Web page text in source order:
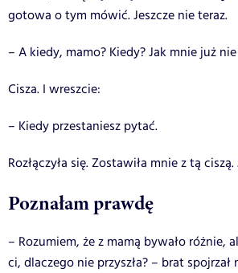
gotowa o tym mówić. Jeszcze nie teraz.
– A kiedy, mamo? Kiedy? Jak mnie już
Cisza. I wreszcie:
– Kiedy przestaniesz pytać.
Rozłączyła się.Zostawiła mnie z tą ciszą.
Poznałam prawdę
– Rozumiem, że z mamą bywało różnie,
ci, dlaczego nie przyszła? – brat spojrzał